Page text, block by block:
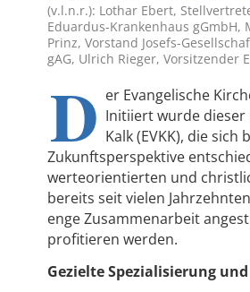
(v.l.n.r.): Lothar Ebert,
Eduardus-Krankenhaus gGmbH,
Prinz, Vorstand Josefs-
gAG, Ulrich Rieger, Vorsitzender
D er Evangelische
Initiiert wurde dieser
Kalk (EVKK), die
Zukunftsperspektive
werteorientierten und
bereits seit vielen
enge Zusammenarbeit
profitieren werden.
Gezielte Spezialisierung